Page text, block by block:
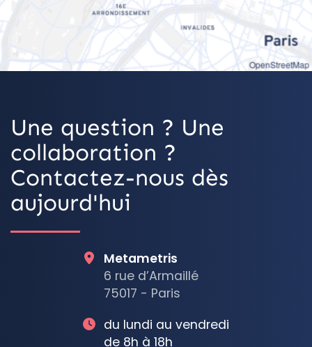
OpenStreetMap
Une question ? Une
collaboration ?
Contactez-nous dès
aujourd'hui
Metametris
6 rue d’Armaillé
75017 - Paris
du lundi au vendredi
de 8h à 18h